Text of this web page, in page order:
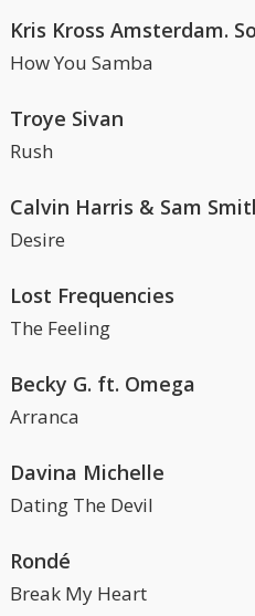
How You Samba
Troye Sivan
Rush
Calvin Harris & Sam
Desire
Lost Frequencies
The Feeling
Becky G. ft. Omega
Arranca
Davina Michelle
Dating The Devil
Rondé
Break My Heart